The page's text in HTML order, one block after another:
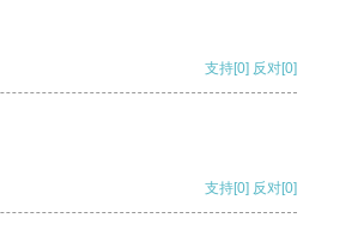
支持[0] 反对[0]
支持[0] 反对[0]